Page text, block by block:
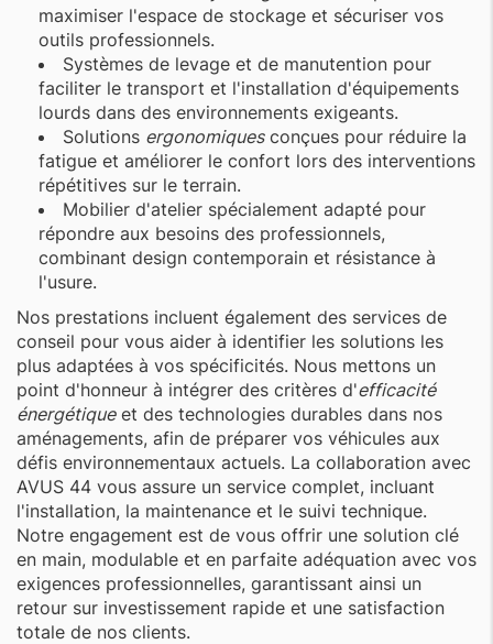
maximiser l'espace de stockage et sécuriser vos
outils professionnels.
Systèmes de levage et de manutention pour
faciliter le transport et l'installation d'équipements
lourds dans des environnements exigeants.
Solutions ergonomiquesconçues pour réduire la
fatigue et améliorer le confort lors des interventions
répétitives sur le terrain.
Mobilier d'atelier spécialement adapté pour
répondre aux besoins des professionnels,
combinant design contemporain et résistance à
l'usure.
Nos prestations incluent également des services de
conseil pour vous aider à identifier les solutions les
plus adaptées à vos spécificités. Nous mettons un
point d'honneur à intégrer des critères d'efficacité
énergétiqueet des technologies durables dans nos
aménagements, afin de préparer vos véhicules aux
défis environnementaux actuels. La collaboration avec
AVUS 44 vous assure un service complet, incluant
l'installation, la maintenance et le suivi technique.
Notre engagement est de vous offrir une solution clé
en main, modulable et en parfaite adéquation avec vos
exigences professionnelles, garantissant ainsi un
retour sur investissement rapide et une satisfaction
totale de nos clients.